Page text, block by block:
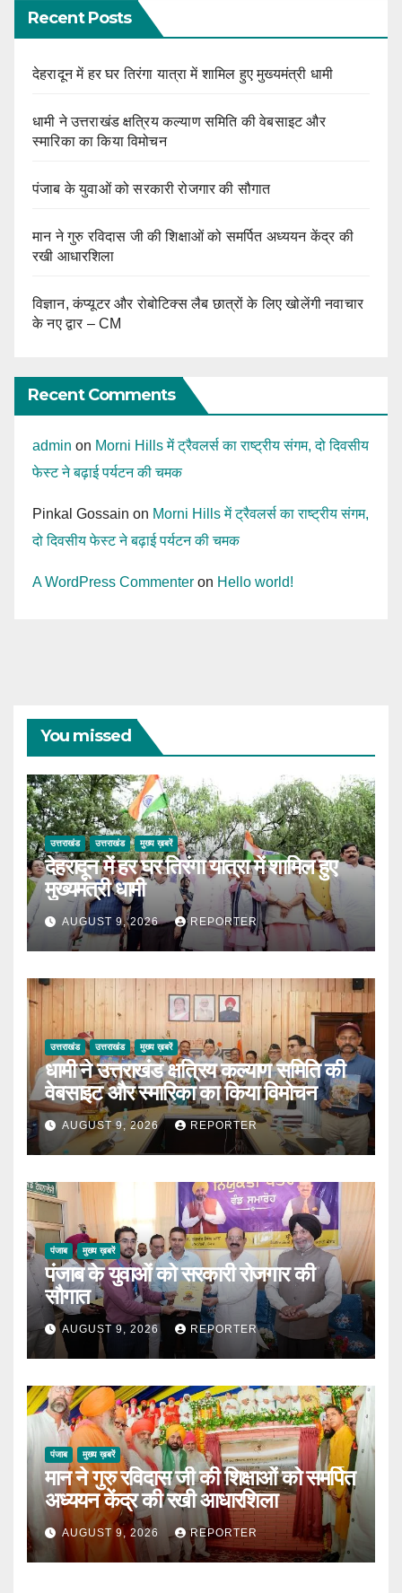
Recent Posts
देहरादून में हर घर तिरंगा यात्रा में शामिल हुए मुख्यमंत्री धामी
धामी ने उत्तराखंड क्षत्रिय कल्याण समिति की वेबसाइट और
स्मारिका का किया विमोचन
पंजाब के युवाओं को सरकारी रोजगार की सौगात
मान ने गुरु रविदास जी की शिक्षाओं को समर्पित अध्ययन केंद्र की
रखी आधारशिला
विज्ञान, कंप्यूटर और रोबोटिक्स लैब छात्रों के लिए खोलेंगी नवाचार
के नए द्वार – CM
Recent Comments
admin on Morni Hills में ट्रैवलर्स का राष्ट्रीय संगम, दो दिवसीय
फेस्ट ने बढ़ाई पर्यटन की चमक
Pinkal Gossain on Morni Hills में ट्रैवलर्स का राष्ट्रीय संगम,
दो दिवसीय फेस्ट ने बढ़ाई पर्यटन की चमक
A WordPress Commenter on Hello world!
You missed
उत्तराखंड उत्तराखंड मुख्य ख़बरें
देहरादून में हर घर तिरंगा यात्रा में शामिल हुए
मुख्यमंत्री धामी
AUGUST 9, 2026 REPORTER
उत्तराखंड उत्तराखंड मुख्य ख़बरें
धामी ने उत्तराखंड क्षत्रिय कल्याण समिति की
वेबसाइट और स्मारिका का किया विमोचन
AUGUST 9, 2026 REPORTER
पंजाब मुख्य ख़बरें
पंजाब के युवाओं को सरकारी रोजगार की
सौगात
AUGUST 9, 2026 REPORTER
पंजाब मुख्य ख़बरें
मान ने गुरु रविदास जी की शिक्षाओं को समर्पित
अध्ययन केंद्र की रखी आधारशिला
AUGUST 9, 2026 REPORTER